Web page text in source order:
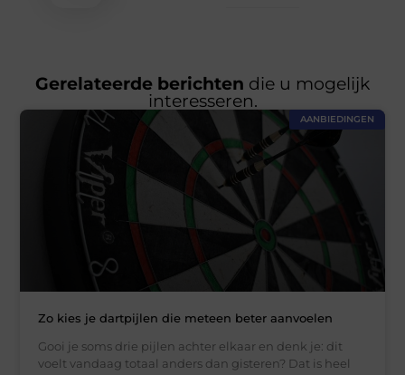
Gerelateerde berichten die u mogelijk
interesseren.
AANBIEDINGEN
Zo kies je dartpijlen die meteen beter aanvoelen
Gooi je soms drie pijlen achter elkaar en denk je: dit
voelt vandaag totaal anders dan gisteren? Dat is heel